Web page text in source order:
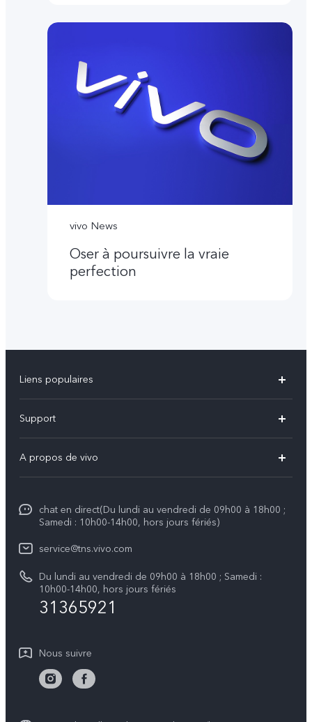
vivo News
Oser à poursuivre la vraie
perfection
Liens populaires
Y31 5G
V70
Y21d
Y29
Support
Centre de services
Authentification IMEI
A propos de vivo
Legal Notice
À propos de vivo
Centre de confidentialité vivo
Durabilité
chat en direct(Du lundi au vendredi de 09h00 à 18h00 ;
Samedi : 10h00-14h00, hors jours fériés)
service@tns.vivo.com
Du lundi au vendredi de 09h00 à 18h00 ; Samedi :
10h00-14h00, hors jours fériés
31365921
Nous suivre